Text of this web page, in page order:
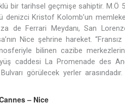
bir tarihsel geçmişe sahiptir. M.Ö
denizci Kristof Kolomb’un
de Ferrari Meydanı, San
Nice şehrine hareket.
bilinen cazibe
caddesi La Promenade des
görülecek yerler
– Nice